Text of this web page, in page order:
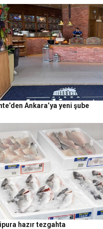
Ankara’ya yeni şube
hazır tezgahta